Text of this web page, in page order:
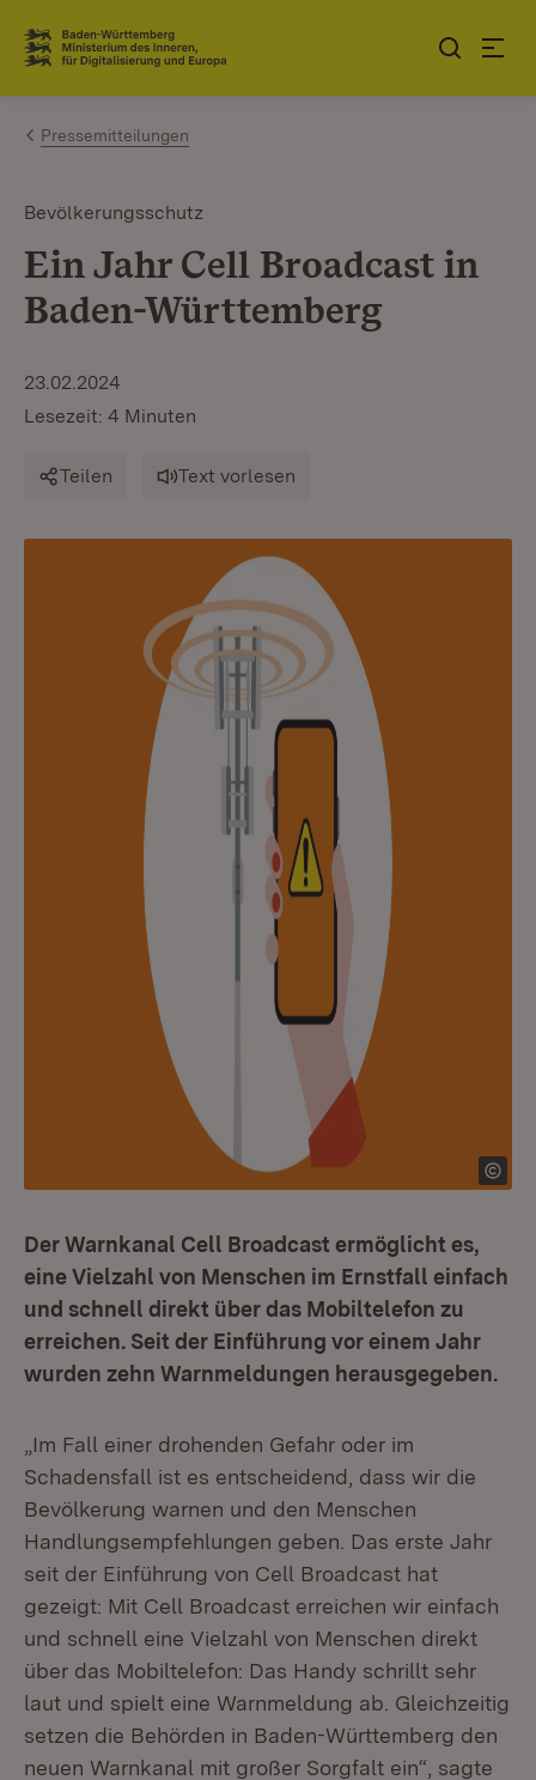
Zum Inhalt springen
Link zur Startseite
Pressemitteilungen
Bevölkerungsschutz
Ein Jahr Cell Broadcast in
Baden-Württemberg
23.02.2024
Lesezeit: 4 Minuten
Teilen Text vorlesen
Der Warnkanal Cell Broadcast ermöglicht es,
eine Vielzahl von Menschen im Ernstfall einfach
und schnell direkt über das Mobiltelefon zu
erreichen. Seit der Einführung vor einem Jahr
wurden zehn Warnmeldungen herausgegeben.
„Im Fall einer drohenden Gefahr oder im
Schadensfall ist es entscheidend, dass wir die
Bevölkerung warnen und den Menschen
Handlungsempfehlungen geben. Das erste Jahr
seit der Einführung von Cell Broadcast hat
gezeigt: Mit Cell Broadcast erreichen wir einfach
und schnell eine Vielzahl von Menschen direkt
über das Mobiltelefon: Das Handy schrillt sehr
laut und spielt eine Warnmeldung ab. Gleichzeitig
setzen die Behörden in Baden-Württemberg den
neuen Warnkanal mit großer Sorgfalt ein“, sagte